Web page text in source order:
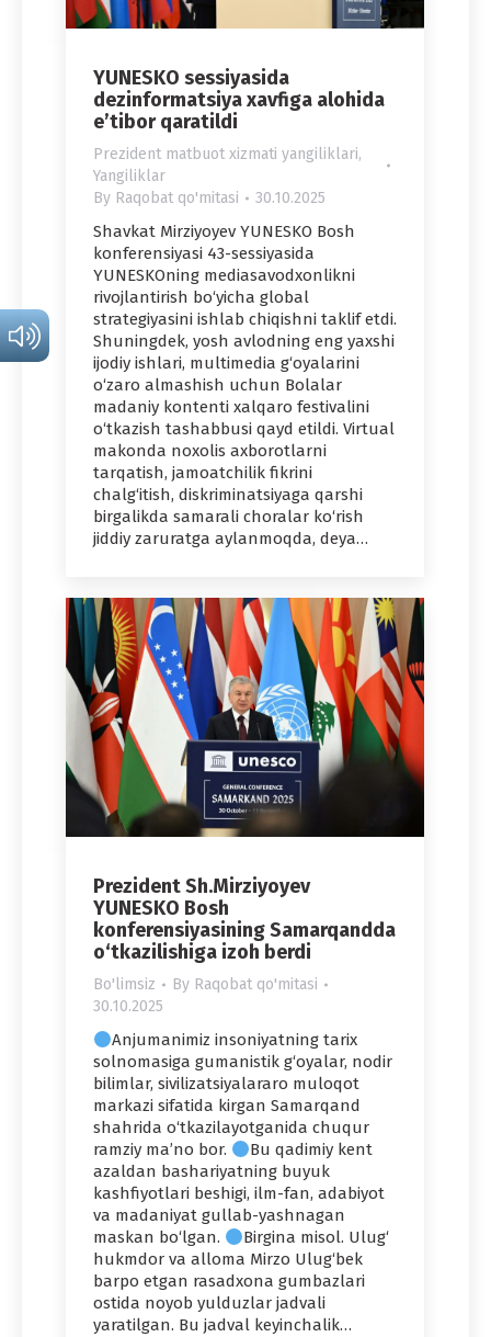
YUNESKO sessiyasida
dezinformatsiya xavfiga alohida
e’tibor qaratildi
Prezident matbuot xizmati yangiliklari,
Yangiliklar
By Raqobat qo'mitasi 30.10.2025
Shavkat Mirziyoyev YUNESKO Bosh
konferensiyasi 43-sessiyasida
YUNESKOning mediasavodxonlikni
rivojlantirish bo‘yicha global
strategiyasini ishlab chiqishni taklif etdi.
Shuningdek, yosh avlodning eng yaxshi
ijodiy ishlari, multimedia g‘oyalarini
o‘zaro almashish uchun Bolalar
madaniy kontenti xalqaro festivalini
o‘tkazish tashabbusi qayd etildi. Virtual
makonda noxolis axborotlarni
tarqatish, jamoatchilik fikrini
chalg‘itish, diskriminatsiyaga qarshi
birgalikda samarali choralar ko‘rish
jiddiy zaruratga aylanmoqda, deya…
Prezident Sh.Mirziyoyev
YUNESKO Bosh
konferensiyasining Samarqandda
o‘tkazilishiga izoh berdi
Bo'limsiz By Raqobat qo'mitasi
30.10.2025
Anjumanimiz insoniyatning tarix
solnomasiga gumanistik g‘oyalar, nodir
bilimlar, sivilizatsiyalararo muloqot
markazi sifatida kirgan Samarqand
shahrida o‘tkazilayotganida chuqur
ramziy ma’no bor.
Bu qadimiy kent
azaldan bashariyatning buyuk
kashfiyotlari beshigi, ilm-fan, adabiyot
va madaniyat gullab-yashnagan
maskan bo‘lgan.
Birgina misol. Ulug‘
hukmdor va alloma Mirzo Ulug‘bek
barpo etgan rasadxona gumbazlari
ostida noyob yulduzlar jadvali
yaratilgan. Bu jadval keyinchalik…